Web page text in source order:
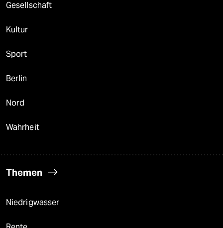
Gesellschaft
Kultur
Sport
Berlin
Nord
Wahrheit
Themen
Niedrigwasser